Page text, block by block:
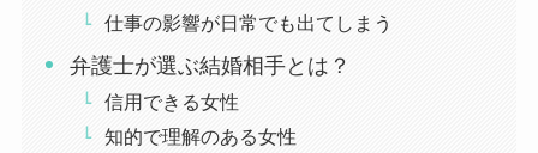
仕事の影響が日常でも出てしまう
弁護士が選ぶ結婚相手とは？
信用できる女性
知的で理解のある女性